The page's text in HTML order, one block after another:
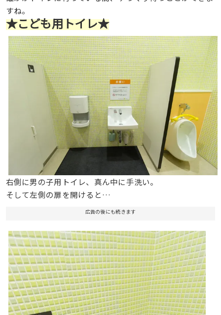
すね。
★こども用トイレ★
右側に男の子用トイレ、真ん中に手洗い。
そして左側の扉を開けると…
広告の後にも続きます